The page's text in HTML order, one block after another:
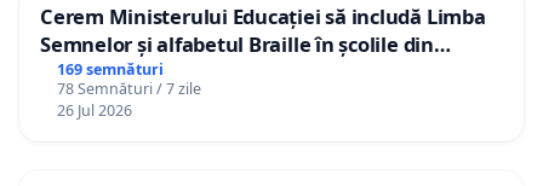
Cerem Ministerului Educației să includă Limba
Semnelor și alfabetul Braille în școlile din
Republica Moldova!
169 semnături
78 Semnături / 7 zile
26 Jul 2026